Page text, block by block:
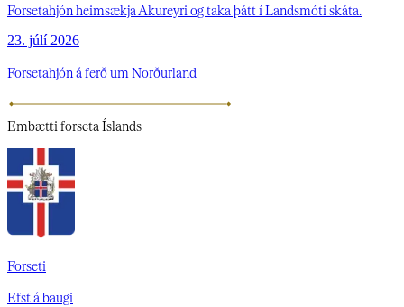
Forsetahjón heimsækja Akureyri og taka þátt í Landsmóti skáta.
23. júlí 2026
Forsetahjón á ferð um Norðurland
Embætti forseta Íslands
Forseti
Efst á baugi